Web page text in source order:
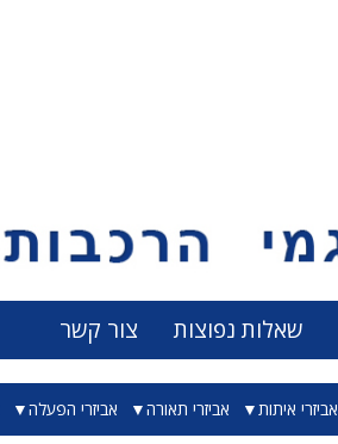
שאלות נפוצות צור קשר
אביזרי איתות אביזרי תאורה אביזרי הפעלה